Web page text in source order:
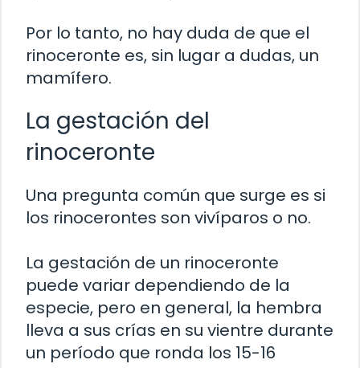
Por lo tanto, no hay duda de que el
rinoceronte es, sin lugar a dudas, un
mamífero.
La gestación del
rinoceronte
Una pregunta común que surge es si
los rinocerontes son vivíparos o no.
La gestación de un rinoceronte
puede variar dependiendo de la
especie, pero en general, la hembra
lleva a sus crías en su vientre durante
un período que ronda los 15-16